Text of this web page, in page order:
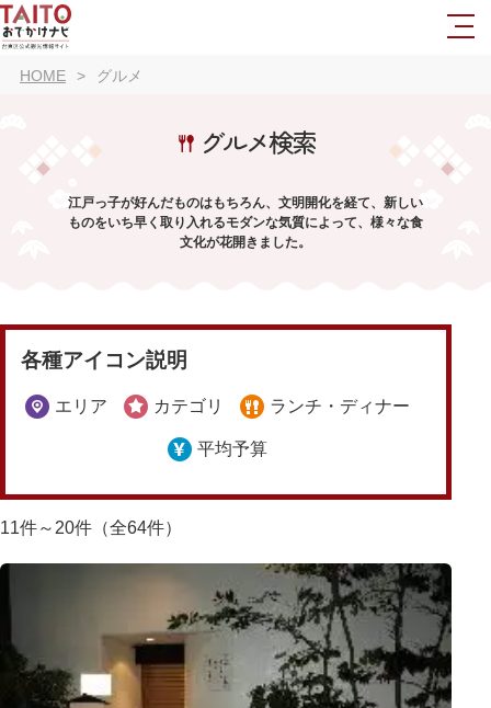
HOME グルメ
グルメ検索
江戸っ子が好んだものはもちろん、文明開化を経て、新しい
ものをいち早く取り入れるモダンな気質によって、様々な食
文化が花開きました。
各種アイコン説明
エリア カテゴリ ランチ・ディナー
平均予算
11件～20件（全64件）